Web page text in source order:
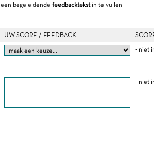
een begeleidende feedbacktekstin te vullen
UW SCORE / FEEDBACK
- niet
- niet